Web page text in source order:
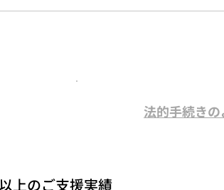
法的手続き
上のご支援実績